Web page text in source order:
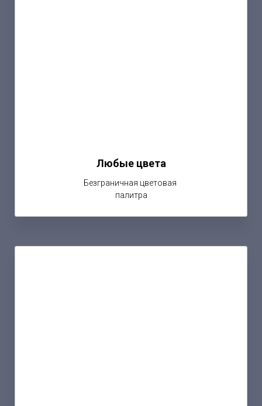
Любые цвета
Безграничная цветовая
палитра